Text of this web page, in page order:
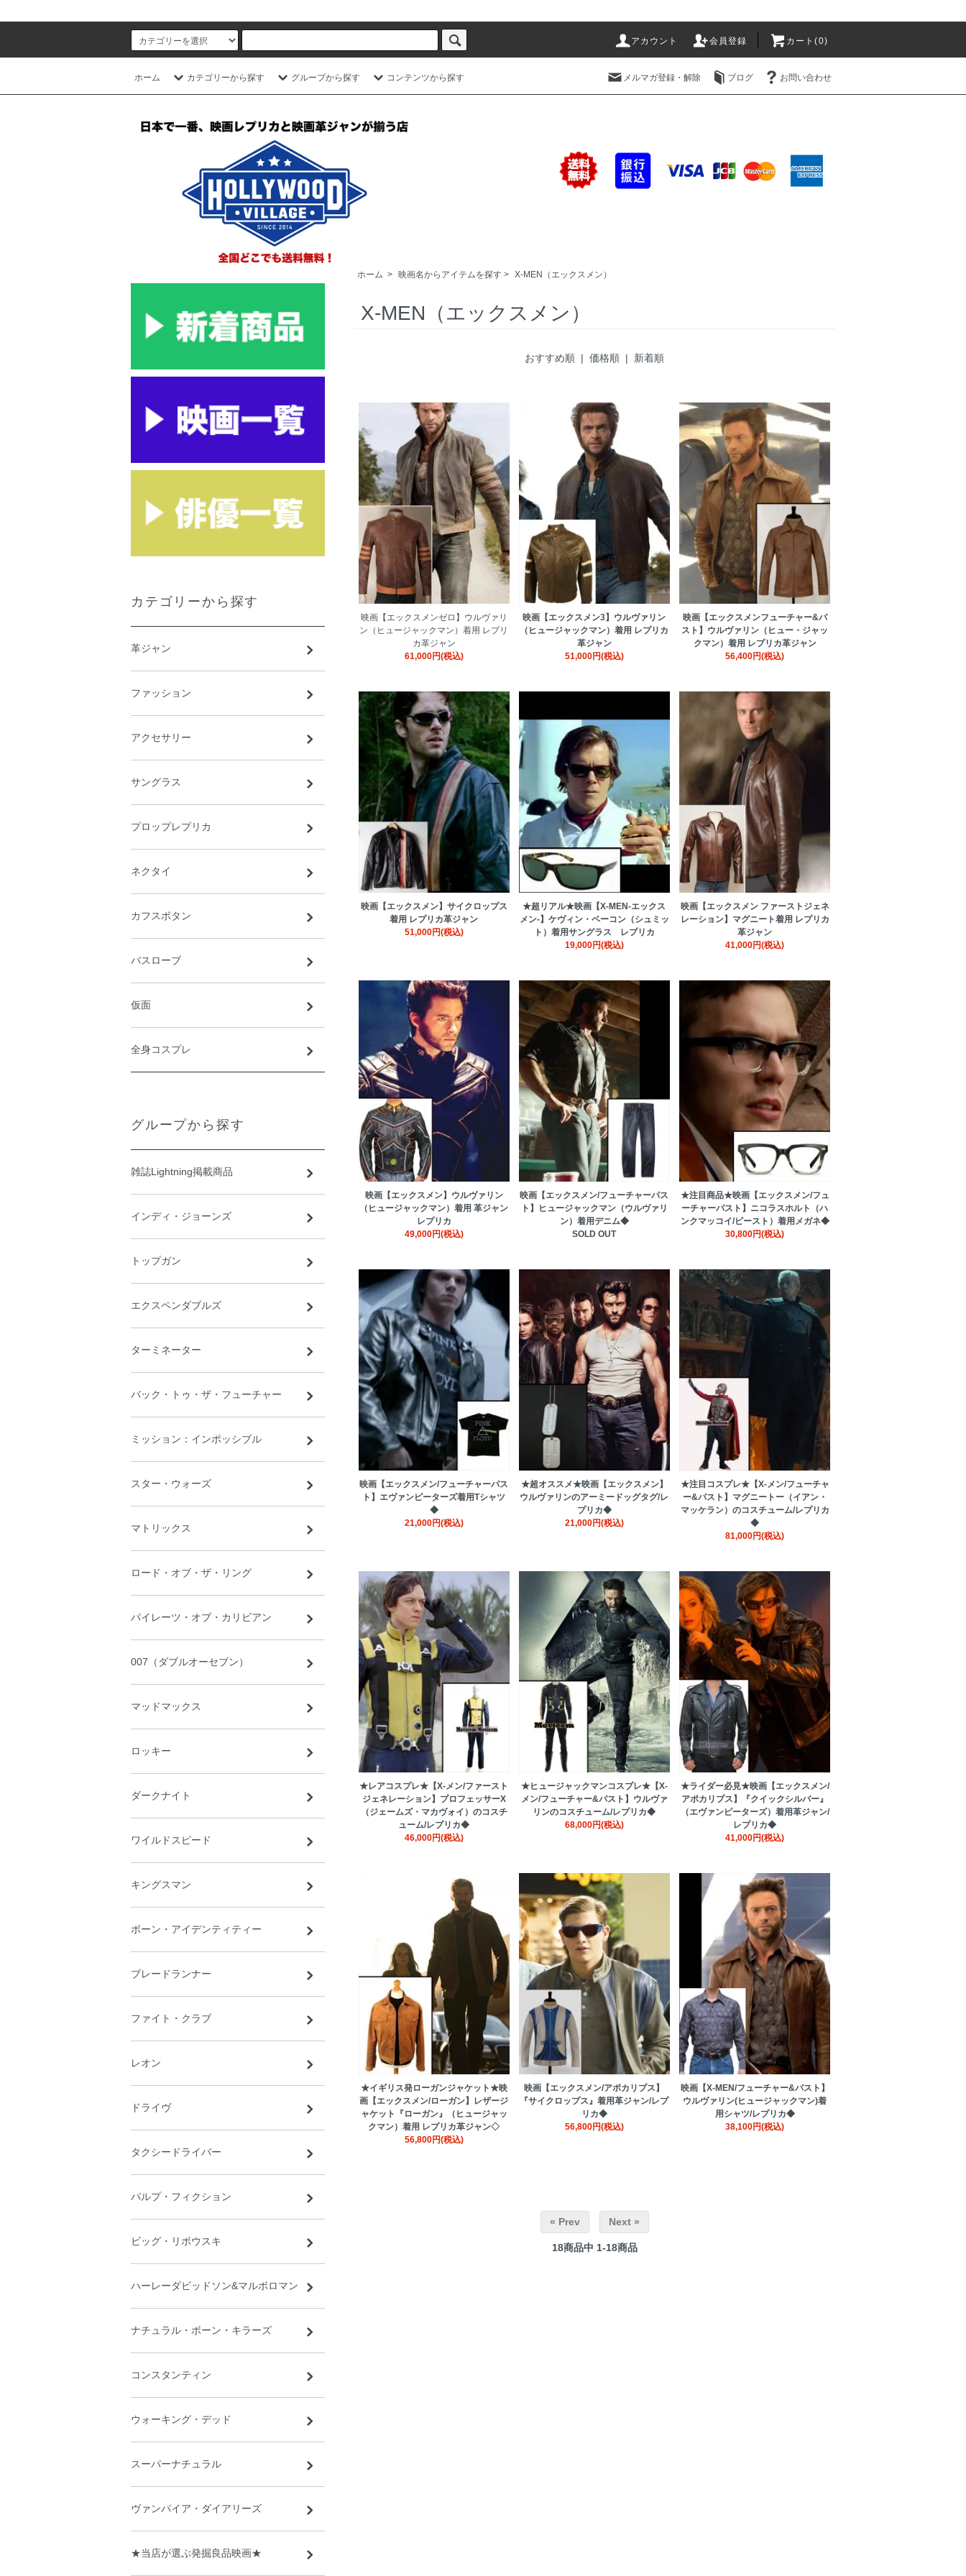
アカウント 会員登録 カート(0)
ホーム カテゴリーから探す グループから探す コンテンツから探す メルマガ登録・解除 ブログ お問い合わせ
ホーム > 映画名からアイテムを探す > X-MEN（エックスメン）
X-MEN（エックスメン）
おすすめ順 | 価格順 | 新着順
映画【エックスメンゼロ】ウルヴァリ
ン（ヒュージャックマン）着用 レプリ
カ革ジャン
61,000円(税込)
映画【エックスメン3】ウルヴァリン
（ヒュージャックマン）着用 レプリカ
革ジャン
51,000円(税込)
映画【エックスメンフューチャー&パ
スト】ウルヴァリン（ヒュー・ジャッ
クマン）着用 レプリカ革ジャン
56,400円(税込)
映画【エックスメン】サイクロップス
着用 レプリカ革ジャン
51,000円(税込)
★超リアル★映画【X-MEN-エックス
メン-】ケヴィン・ベーコン（シュミッ
ト）着用サングラス レプリカ
19,000円(税込)
映画【エックスメン ファーストジェネ
レーション】マグニート着用 レプリカ
革ジャン
41,000円(税込)
映画【エックスメン】ウルヴァリン
（ヒュージャックマン）着用 革ジャン
レプリカ
49,000円(税込)
映画【エックスメン/フューチャーパス
ト】ヒュージャックマン（ウルヴァリ
ン）着用デニム◆
SOLD OUT
★注目商品★映画【エックスメン/フュ
ーチャーパスト】ニコラスホルト（ハ
ンクマッコイ/ビースト）着用メガネ◆
30,800円(税込)
映画【エックスメン/フューチャーパス
ト】エヴァンピーターズ着用Tシャツ
◆
21,000円(税込)
★超オススメ★映画【エックスメン】
ウルヴァリンのアーミードッグタグ/レ
プリカ◆
21,000円(税込)
★注目コスプレ★【X-メン/フューチャ
ー&パスト】マグニートー（イアン・
マッケラン）のコスチューム/レプリカ
◆
81,000円(税込)
★レアコスプレ★【X-メン/ファースト
ジェネレーション】プロフェッサーX
（ジェームズ・マカヴォイ）のコスチ
ューム/レプリカ◆
46,000円(税込)
★ヒュージャックマンコスプレ★【X-
メン/フューチャー&パスト】ウルヴァ
リンのコスチューム/レプリカ◆
68,000円(税込)
★ライダー必見★映画【エックスメン/
アポカリプス】『クイックシルバー』
（エヴァンピーターズ）着用革ジャン/
レプリカ◆
41,000円(税込)
★イギリス発ローガンジャケット★映
画【エックスメン/ローガン】レザージ
ャケット『ローガン』（ヒュージャッ
クマン）着用 レプリカ革ジャン◇
56,800円(税込)
映画【エックスメン/アポカリプス】
『サイクロップス』着用革ジャン/レプ
リカ◆
56,800円(税込)
映画【X-MEN/フューチャー&パスト】
ウルヴァリン(ヒュージャックマン)着
用シャツ/レプリカ◆
38,100円(税込)
« Prev Next »
18商品中 1-18商品
カテゴリーから探す
革ジャン
ファッション
アクセサリー
サングラス
プロップレプリカ
ネクタイ
カフスボタン
バスローブ
仮面
全身コスプレ
グループから探す
雑誌Lightning掲載商品
インディ・ジョーンズ
トップガン
エクスペンダブルズ
ターミネーター
バック・トゥ・ザ・フューチャー
ミッション：インポッシブル
スター・ウォーズ
マトリックス
ロード・オブ・ザ・リング
パイレーツ・オブ・カリビアン
007（ダブルオーセブン）
マッドマックス
ロッキー
ダークナイト
ワイルドスピード
キングスマン
ボーン・アイデンティティー
ブレードランナー
ファイト・クラブ
レオン
ドライヴ
タクシードライバー
パルプ・フィクション
ビッグ・リボウスキ
ハーレーダビッドソン&マルボロマン
ナチュラル・ボーン・キラーズ
コンスタンティン
ウォーキング・デッド
スーパーナチュラル
ヴァンパイア・ダイアリーズ
★当店が選ぶ発掘良品映画★